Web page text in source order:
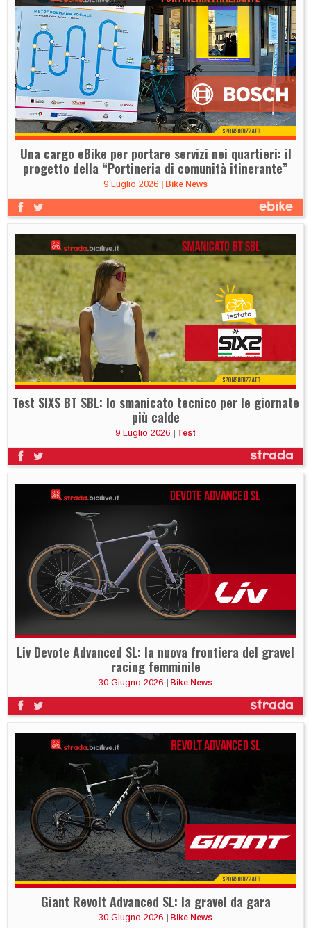
Una cargo eBike per portare servizi nei quartieri: il
progetto della “Portineria di comunità itinerante”
9 Luglio 2026 | Bike News
Test SIXS BT SBL: lo smanicato tecnico per le giornate
più calde
9 Luglio 2026 | Test
Liv Devote Advanced SL: la nuova frontiera del gravel
racing femminile
30 Giugno 2026 | Bike News
Giant Revolt Advanced SL: la gravel da gara
30 Giugno 2026 | Bike News